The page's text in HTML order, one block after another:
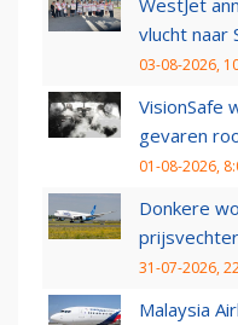
WestJet
vlucht naar
03-08-2026,
VisionSafe
gevaren
01-08-2026,
Donkere
31-07-2026,
Malaysia